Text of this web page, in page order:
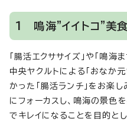
1 鳴海”イイトコ”美
「腸活エクササイズ」や「鳴海
中央ヤクルトによる「おなか
かった「腸活ランチ」をお楽
にフォーカスし、鳴海の景色
でキレイになることを目的と